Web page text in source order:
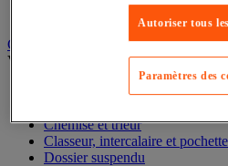
Classement et archivage
Voir toute la catégorie
Accessoires de classement pour
Chemise et trieur
Classeur, intercalaire et pochette
Dossier suspendu
Autoriser tous
Paramètres des